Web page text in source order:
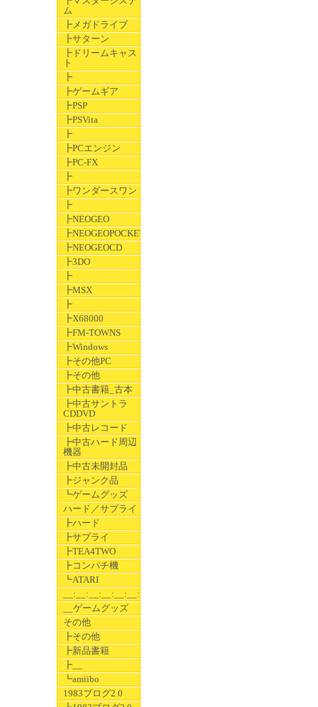
ム
┣メガドライブ
┣サターン
┣ドリームキャス
ト
┣
┣ゲームギア
┣PSP
┣PSVita
┣
┣PCエンジン
┣PC-FX
┣
┣ワンダースワン
┣
┣NEOGEO
┣NEOGEOPOCKET
┣NEOGEOCD
┣3DO
┣
┣MSX
┣
┣X68000
┣FM-TOWNS
┣Windows
┣その他PC
┣その他
┣中古書籍_古本
┣中古サントラ
CDDVD
┣中古レコード
┣中古ハード周辺
機器
┣中古未開封品
┣ジャンク品
┗ゲームグッズ
ハード／サプライ
┣ハード
┣サプライ
┣TEA4TWO
┣コンパチ機
┗ATARI
__:__:__:__:__:__:__
__ゲームグッズ
その他
┣その他
┣新品書籍
┣__
┗amiibo
1983ブログ2.0